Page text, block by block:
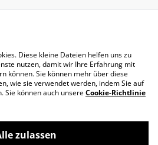
AGB
Cookies
Diese kleine Dateien helfen uns zu
nutzen, damit wir Ihre Erfahrung mit
können. Sie können mehr über diese
wie sie verwendet werden, indem Sie auf
Sie können auch unsereCookie-Richtlinie
zulassen